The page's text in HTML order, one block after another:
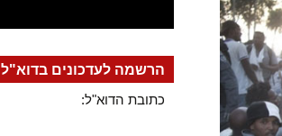
הרשמה לעדכונים בדוא"ל
כתובת הדוא"ל: